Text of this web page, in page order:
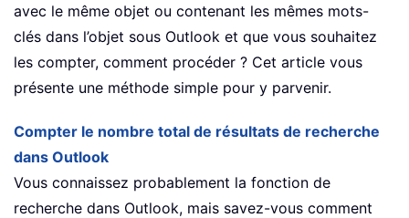
avec le même objet ou contenant les mêmes mots-
clés dans l’objet sous Outlook et que vous souhaitez
les compter, comment procéder ? Cet article vous
présente une méthode simple pour y parvenir.
Compter le nombre total de résultats de recherche
dans Outlook
Vous connaissez probablement la fonction de
recherche dans Outlook, mais savez-vous comment